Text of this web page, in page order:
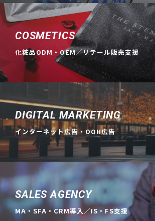
COSMETICS
化粧品ODM・OEM／リテール販売支援
DIGITAL MARKETING
インターネット広告・OOH広告
SALES AGENCY
MA・SFA・CRM導入／IS・FS支援